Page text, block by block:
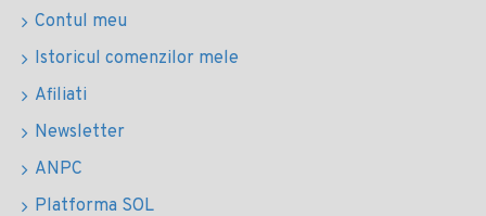
Contul meu
Istoricul comenzilor mele
Afiliati
Newsletter
ANPC
Platforma SOL